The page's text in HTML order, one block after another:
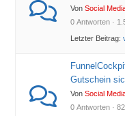
VonSocial
0 Antworten ·
Letzter Beitrag:
Gutschein
VonSocial
0 Antworten ·